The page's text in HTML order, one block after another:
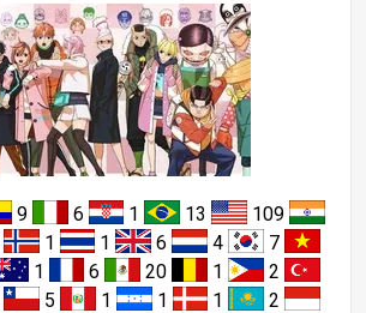
9 6 1 13
109
1 1 6 4
7
1 6 20 1
2
5 1 1 1
2